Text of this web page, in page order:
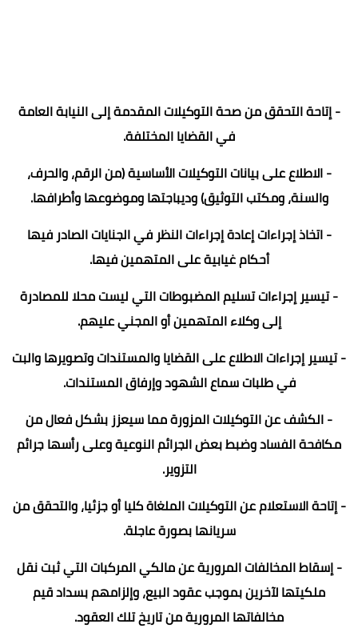
- إتاحة التحقق من صحة التوكيلات المقدمة إلى النيابة العامة
في القضايا المختلفة.
- الاطلاع على بيانات التوكيلات الأساسية (من الرقم، والحرف،
والسنة، ومكتب التوثيق) وديباجتها وموضوعها وأطرافها.
- اتخاذ إجراءات إعادة إجراءات النظر في الجنايات الصادر فيها
أحكام غيابية على المتهمين فيها.
- تيسير إجراءات تسليم المضبوطات التي ليست محلا للمصادرة
إلى وكلاء المتهمين أو المجني عليهم.
- تيسير إجراءات الاطلاع على القضايا والمستندات وتصويرها والبت
في طلبات سماع الشهود وإرفاق المستندات.
- الكشف عن التوكيلات المزورة مما سيعزز بشكل فعال من
مكافحة الفساد وضبط بعض الجرائم النوعية وعلى رأسها جرائم
التزوير.
- إتاحة الاستعلام عن التوكيلات الملغاة كليا أو جزئيا، والتحقق من
سريانها بصورة عاجلة.
- إسقاط المخالفات المرورية عن مالكي المركبات التي ثبت نقل
ملكيتها لآخرين بموجب عقود البيع، وإلزامهم بسداد قيم
مخالفاتها المرورية من تاريخ تلك العقود.